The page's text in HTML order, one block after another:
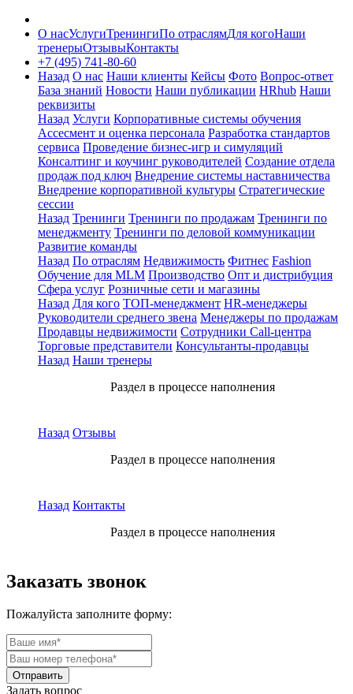
О насУслугиТренингиПо отраслямДля когоНаши
тренерыОтзывыКонтакты
+7 (495) 741-80-60
Назад О нас Наши клиенты Кейсы Фото Вопрос-ответ
База знаний Новости Наши публикации HRhub Наши
реквизиты
Назад Услуги Корпоративные системы обучения
Ассесмент и оценка персонала Разработка стандартов
сервиса Проведение бизнес-игр и симуляций
Консалтинг и коучинг руководителей Создание отдела
продаж под ключ Внедрение системы наставничества
Внедрение корпоративной культуры Стратегические
сессии
Назад Тренинги Тренинги по продажам Тренинги по
менеджменту Тренинги по деловой коммуникации
Развитие команды
Назад По отраслям Недвижимость Фитнес Fashion
Обучение для MLM Производство Опт и дистрибуция
Сфера услуг Розничные сети и магазины
Назад Для кого ТОП-менеджмент HR-менеджеры
Руководители среднего звена Менеджеры по продажам
Продавцы недвижимости Сотрудники Call-центра
Торговые представители Консультанты-продавцы
Назад Наши тренеры
Раздел в процессе наполнения
Назад Отзывы
Раздел в процессе наполнения
Назад Контакты
Раздел в процессе наполнения
Заказать звонок
Пожалуйста заполните форму:
Задать вопрос